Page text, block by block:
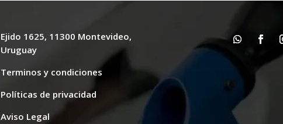
Ejido 1625, 11300 Montevideo,
Uruguay
Terminos y condiciones
Políticas de privacidad
Aviso Legal